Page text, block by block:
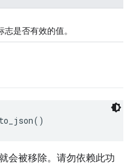
是否有效的值。
会被移除。请勿依赖此功